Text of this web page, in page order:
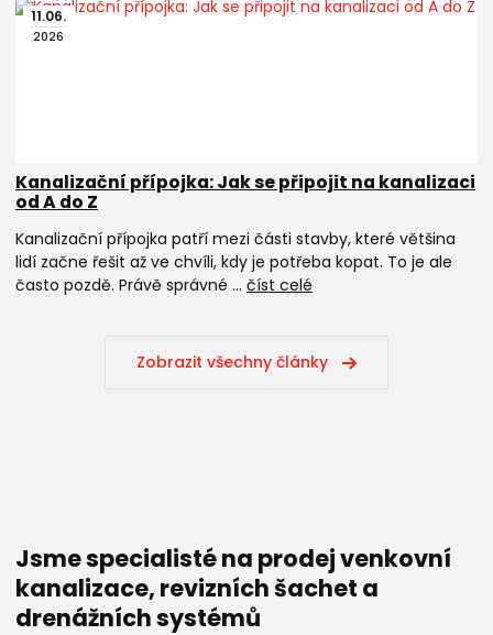
11.06.
2026
Kanalizační přípojka: Jak se připojit na kanalizaci
od A do Z
Kanalizační přípojka patří mezi části stavby, které většina
lidí začne řešit až ve chvíli, kdy je potřeba kopat. To je ale
často pozdě. Právě správné ... číst celé
Zobrazit všechny články
Jsme specialisté na prodej venkovní
kanalizace, revizních šachet a
drenážních systémů